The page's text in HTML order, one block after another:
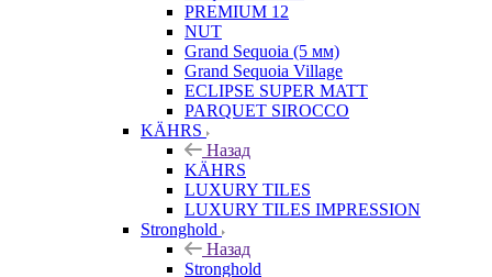
PREMIUM 12
NUT
Grand Sequoia (5 мм)
Grand Sequoia Village
ECLIPSE SUPER MATT
PARQUET SIROCCO
KÄHRS
Назад
KÄHRS
LUXURY TILES
LUXURY TILES IMPRESSION
Stronghold
Назад
Stronghold